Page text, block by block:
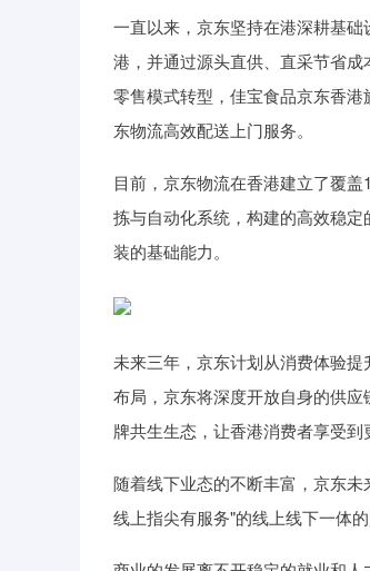
一直以来，京东坚持在港深耕基
港，并通过源头直供、直采节省
零售模式转型，佳宝食品京东香
东物流高效配送上门服务。
目前，京东物流在香港建立了覆
拣与自动化系统，构建的高效稳
装的基础能力。
未来三年，京东计划从消费体验
布局，京东将深度开放自身的供
牌共生生态，让香港消费者享受到
随着线下业态的不断丰富，京东未
线上指尖有服务"的线上线下一体